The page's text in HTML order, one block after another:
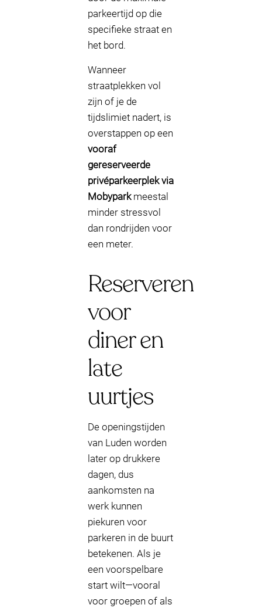
parkeertijd op die
specifieke straat en
het bord.
Wanneer
straatplekken vol
zijn of je de
tijdslimiet nadert, is
overstappen op een
vooraf
gereserveerde
privéparkeerplek via
Mobyparkmeestal
minder stressvol
dan rondrijden voor
een meter.
Reserveren
voor
diner en
late
uurtjes
De openingstijden
van Luden worden
later op drukkere
dagen, dus
aankomsten na
werk kunnen
piekuren voor
parkeren in de buurt
betekenen. Als je
een voorspelbare
start wilt—vooral
voor groepen of als